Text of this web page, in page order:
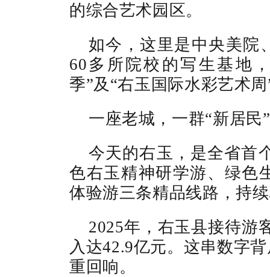
的综合艺术园区。
如今，这里是中央美院
60多所院校的写生基地
季”及“右玉国际水彩艺术
一座老城，一群“新居
今天的右玉，是全省首
色右玉精神研学游、绿色
体验游三条精品线路，持
2025年，右玉县接待游
入达42.9亿元。这串数字
重回响。